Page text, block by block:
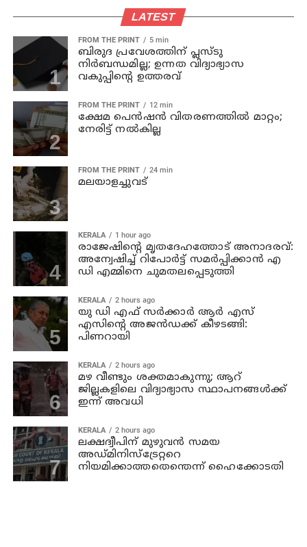
LATEST
FROM THE PRINT 5 min
ബിരുദ പ്രവേശത്തിന് പ്ലസ്ടു
നിര്‍ബന്ധമില്ല; ഉന്നത വിദ്യാഭ്യാസ
വകുപ്പിന്റെ ഉത്തരവ്
FROM THE PRINT 12 min
ക്ഷേമ പെന്‍ഷന്‍ വിതരണത്തില്‍ മാറ്റം;
നേരിട്ട് നല്‍കില്ല
FROM THE PRINT 24 min
മലയാളച്ചുവട്
KERALA 1 hour ago
രാജേഷിന്റെ മൃതദേഹത്തോട് അനാദരവ്:
അന്വേഷിച്ച് റിപോര്‍ട്ട് സമര്‍പ്പിക്കാന്‍ എ
ഡി എമ്മിനെ ചുമതലപ്പെടുത്തി
KERALA 2 hours ago
യു ഡി എഫ് സര്‍ക്കാര്‍ ആര്‍ എസ്
എസിന്റെ അജന്‍ഡക്ക്‌ കീഴടങ്ങി:
പിണറായി
KERALA 2 hours ago
മഴ വീണ്ടും ശക്തമാകുന്നു; ആറ്
ജില്ലകളിലെ വിദ്യാഭ്യാസ സ്ഥാപനങ്ങള്‍ക്ക്
ഇന്ന് അവധി
KERALA 2 hours ago
ലക്ഷദ്വീപിന് മുഴുവന്‍ സമയ
അഡ്മിനിസ്‌ട്രേറ്ററെ
നിയമിക്കാത്തതെന്തെന്ന് ഹൈക്കോടതി